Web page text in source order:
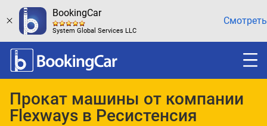
BookingCar
System Global Services LLC
Смотреть
Прокат машины от компании
Flexways в Ресистенсия